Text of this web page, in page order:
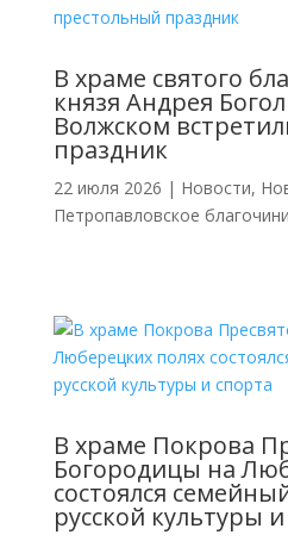
В храме святого
князя Андрея
Волжском
праздник
22 июля 2026 | Новости,
Петропавловское
В храме Покрова
Богородицы на
состоялся
русской культуры